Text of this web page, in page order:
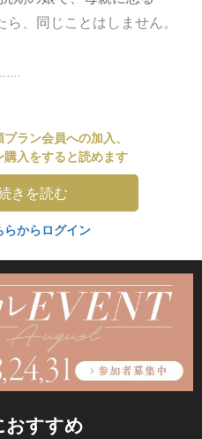
、同じことはしません。
ラン会員への加入、
購入をすると読めます
きを読む
らからログイン
おすすめ